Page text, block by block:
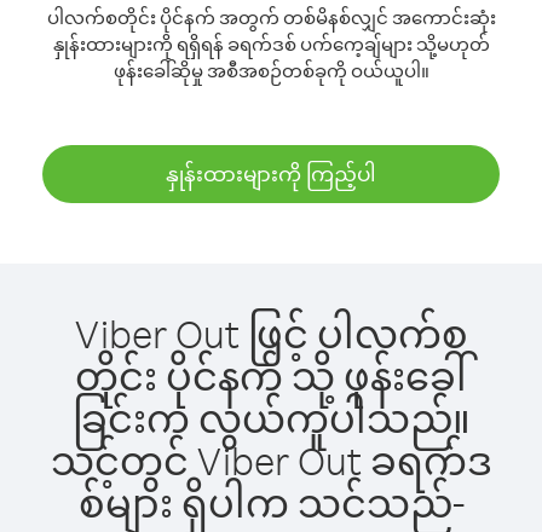
ပါလက်စတိုင်း ပိုင်နက် အတွက် တစ်မိနစ်လျှင် အကောင်းဆုံး
နှုန်းထားများကို ရရှိရန် ခရက်ဒစ် ပက်ကေ့ချ်များ သို့မဟုတ်
ဖုန်းခေါ်ဆိုမှု အစီအစဉ်တစ်ခုကို ဝယ်ယူပါ။
နှုန်းထားများကို ကြည့်ပါ
Viber Out ဖြင့် ပါလက်စ
တိုင်း ပိုင်နက် သို့ ဖုန်းခေါ်
ခြင်းက လွယ်ကူပါသည်။
သင့်တွင် Viber Out ခရက်ဒ
စ်များ ရှိပါက သင်သည်-